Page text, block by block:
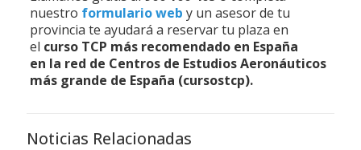
nuestro formulario web y un asesor de tu
provincia te ayudará a reservar tu plaza en
el curso TCP más recomendado en España
en la red de Centros de Estudios Aeronáuticos
más grande de España (cursostcp).
Noticias Relacionadas